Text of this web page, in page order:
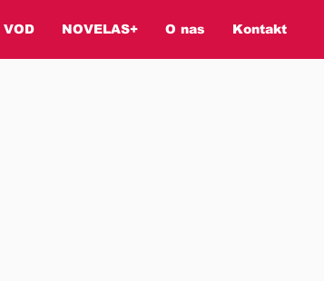
VOD NOVELAS+ O nas Kontakt